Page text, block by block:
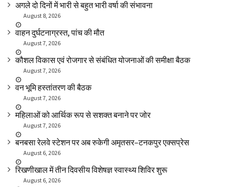
अगले दो दिनों में भारी से बहुत भारी वर्षा की संभावना
August 8, 2026
वाहन दुर्घटनाग्रस्त, पांच की मौत
August 7, 2026
कौशल विकास एवं रोजगार से संबंधित योजनाओं की समीक्षा बैठक
August 7, 2026
वन भूमि हस्तांतरण की बैठक
August 7, 2026
महिलाओं को आर्थिक रूप से सशक्त बनाने पर जोर
August 7, 2026
बनबसा रेलवे स्टेशन पर अब रुकेगी अमृतसर–टनकपुर एक्सप्रेस
August 6, 2026
रिखणीखाल में तीन दिवसीय विशेषज्ञ स्वास्थ्य शिविर शुरू
August 6, 2026